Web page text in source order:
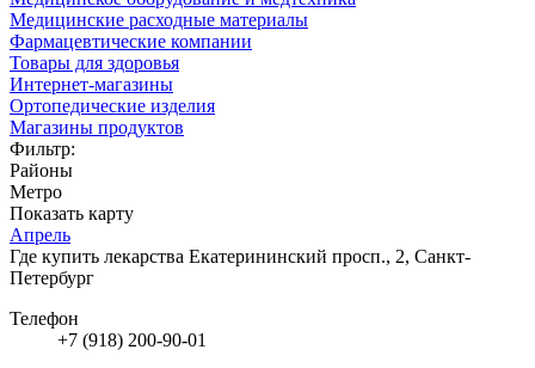
Медицинские расходные материалы
Фармацевтические компании
Товары для здоровья
Интернет-магазины
Ортопедические изделия
Магазины продуктов
Фильтр:
Районы
Метро
Показать карту
Апрель
Где купить лекарства Екатерининский просп., 2, Санкт-
Петербург
Телефон
+7 (918) 200-90-01